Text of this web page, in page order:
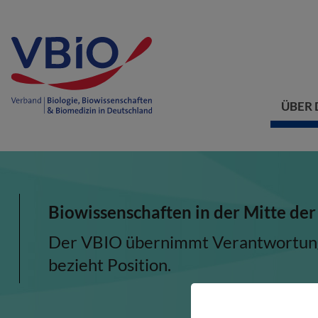
ÜBER
Biowissenschaften in der Mitte
Der VBIO übernimmt
bezieht Position.